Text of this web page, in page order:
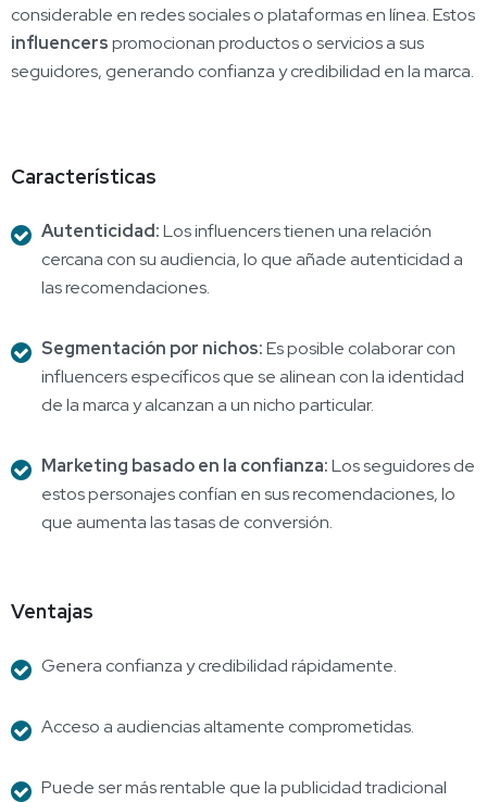
considerable en redes sociales o plataformas en línea. Estos
influencerspromocionan productos o servicios a sus
seguidores, generando confianza y credibilidad en la marca.
Características
Autenticidad:Los influencers tienen una relación
cercana con su audiencia, lo que añade autenticidad a
las recomendaciones.
Segmentación por nichos:Es posible colaborar con
influencers específicos que se alinean con la identidad
de la marca y alcanzan a un nicho particular.
Marketing basado en la confianza:Los seguidores de
estos personajes confían en sus recomendaciones, lo
que aumenta las tasas de conversión.
Ventajas
Genera confianza y credibilidad rápidamente.
Acceso a audiencias altamente comprometidas.
Puede ser más rentable que la publicidad tradicional